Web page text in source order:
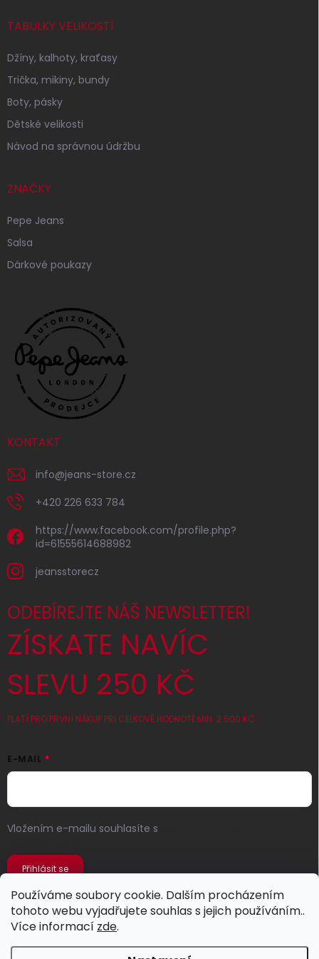
Používáme soubory cookie. Dalším procházením
tohoto webu vyjadřujete souhlas s jejich používáním..
Více informací zde.
TABULKY VELIKOSTÍ
Džíny, kalhoty, kraťasy
Trička, mikiny, bundy
Boty, pásky
Dětské velikosti
Návod na správnou údržbu
ZNAČKY
Pepe Jeans
Salsa
Dárkové poukazy
KONTAKT
info@jeans-store.cz
+420 226 633 784
https://www.facebook.com/profile.php?
id=61555614688982
jeansstorecz
ODEBÍREJTE NÁŠ NEWSLETTER!
ZÍSKATE NAVÍC
SLEVU 250 KČ
PLATÍ PRO PRVNÍ NÁKUP PŘI CELKOVÉ HODNOTĚ MIN. 2 500 KČ
E-MAIL
Vložením e-mailu souhlasíte s
Přihlásit se